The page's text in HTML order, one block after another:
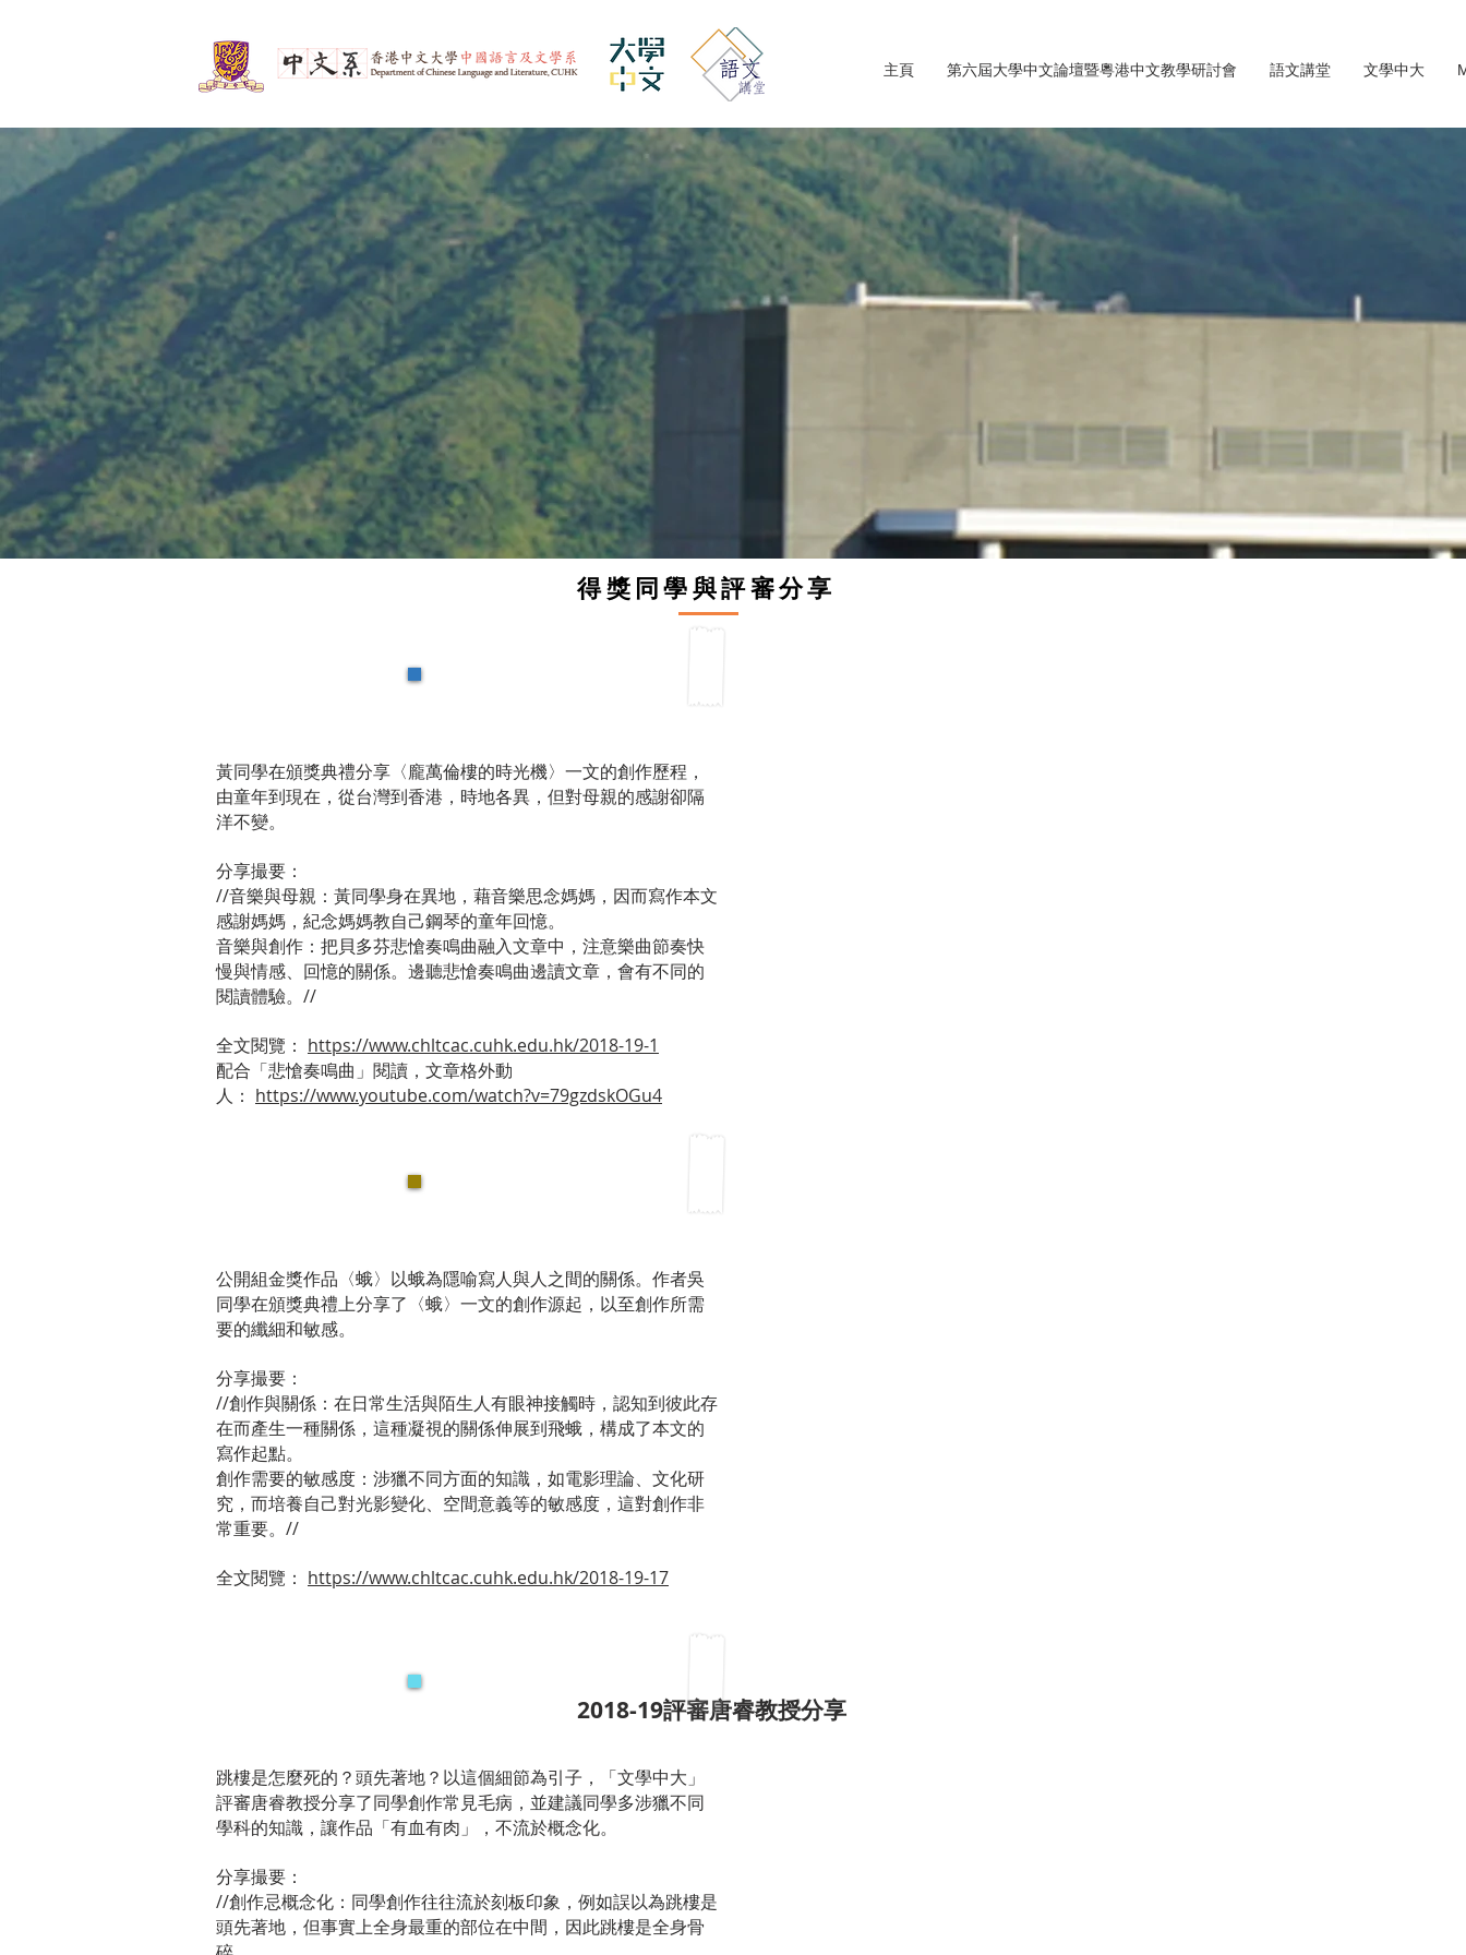
主頁 第六屆大學中文論壇暨粵港中文教學研討會 語文講堂 文學中大
得獎同學與評審分享
2018-19「大學中文一」組金獎黃昱瑋同學分享
黃同學在頒獎典禮分享〈龐萬倫樓的時光機〉一文的創作歷程，
由童年到現在，從台灣到香港，時地各異，但對母親的感謝卻隔
洋不變。
分享撮要：
//音樂與母親：黃同學身在異地，藉音樂思念媽媽，因而寫作本文
感謝媽媽，紀念媽媽教自己鋼琴的童年回憶。
音樂與創作：把貝多芬悲愴奏鳴曲融入文章中，注意樂曲節奏快
慢與情感、回憶的關係。邊聽悲愴奏鳴曲邊讀文章，會有不同的
閱讀體驗。//
全文閱覽： https://www.chltcac.cuhk.edu.hk/2018-19-1
配合「悲愴奏鳴曲」閱讀，文章格外動
人： https://www.youtube.com/watch?v=79gzdskOGu4
2018-19公開組金獎吳騫桐同學分享
公開組金獎作品〈蛾〉以蛾為隱喻寫人與人之間的關係。作者吳
同學在頒獎典禮上分享了〈蛾〉一文的創作源起，以至創作所需
要的纖細和敏感。
分享撮要：
//創作與關係：在日常生活與陌生人有眼神接觸時，認知到彼此存
在而產生一種關係，這種凝視的關係伸展到飛蛾，構成了本文的
寫作起點。
創作需要的敏感度：涉獵不同方面的知識，如電影理論、文化研
究，而培養自己對光影變化、空間意義等的敏感度，這對創作非
常重要。//
全文閱覽： https://www.chltcac.cuhk.edu.hk/2018-19-17
2018-19評審唐睿教授分享
跳樓是怎麼死的？頭先著地？以這個細節為引子，「文學中大」
評審唐睿教授分享了同學創作常見毛病，並建議同學多涉獵不同
學科的知識，讓作品「有血有肉」，不流於概念化。
分享撮要：
//創作忌概念化：同學創作往往流於刻板印象，例如誤以為跳樓是
頭先著地，但事實上全身最重的部位在中間，因此跳樓是全身骨